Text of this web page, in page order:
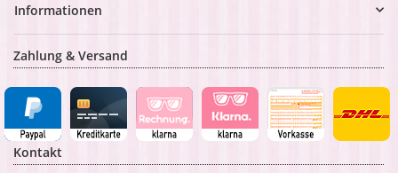
Informationen
Zahlung & Versand
Kontakt